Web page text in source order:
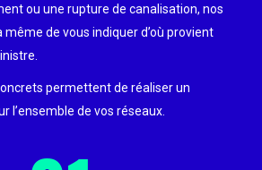
ou une rupture de canalisation, nos
de vous indiquer d’où provient
permettent de réaliser un
l’ensemble de vos réseaux.